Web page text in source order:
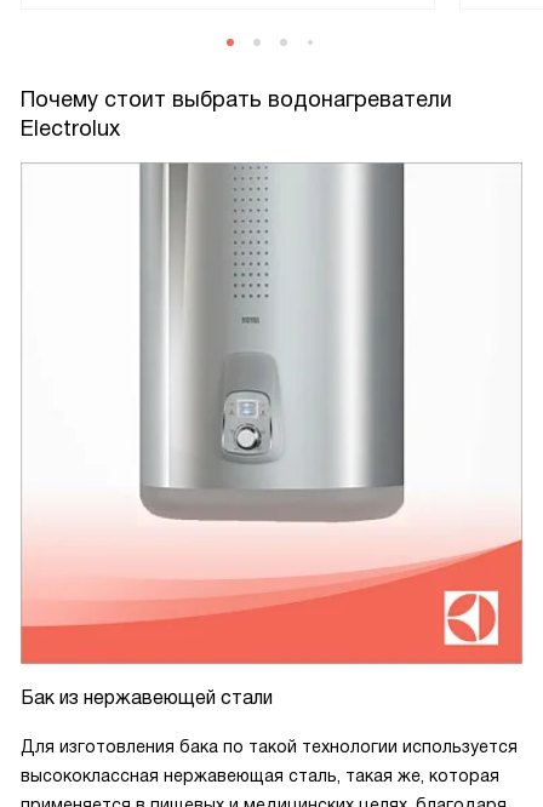
Почему стоит выбрать водонагреватели
Electrolux
Бак из нержавеющей стали
Для изготовления бака по такой технологии используется
высококлассная нержавеющая сталь, такая же, которая